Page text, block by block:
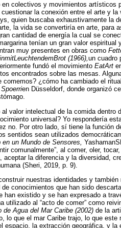
colectivos y movimientos artísticos
la conexión entre el arte y
quien buscaba exhaustivamente la
la vida se convertiría en arte, para
cantidad de energía la cual se
tenían un gran valor espiritual
muy presentes en obras como
(1966),un cuadro
fundó el movimiento EatArt
encontrados sobre las mesas.
¿cómo ha cambiado el
Spoerrien Düsseldorf, donde organizó
valor intelectual de la comida dentro
universal? Yo respondería
no. Por otro lado, sí tiene la función
sentidos sean utilizados
en un Mundo de Sensores,
comunalmente”, al comer, oler,
la diferencia y la diversidad,
(Sheri, 2019, p. 9).
nuestras identidades y también
conocimientos que han sido
han existido y se han expresado a
utilizado al “acto de comer” como
de Agua del Mar Caribe (2002) de la
lo que el mar Caribe trajo, lo que
espacio, la extracción geográfica, y la